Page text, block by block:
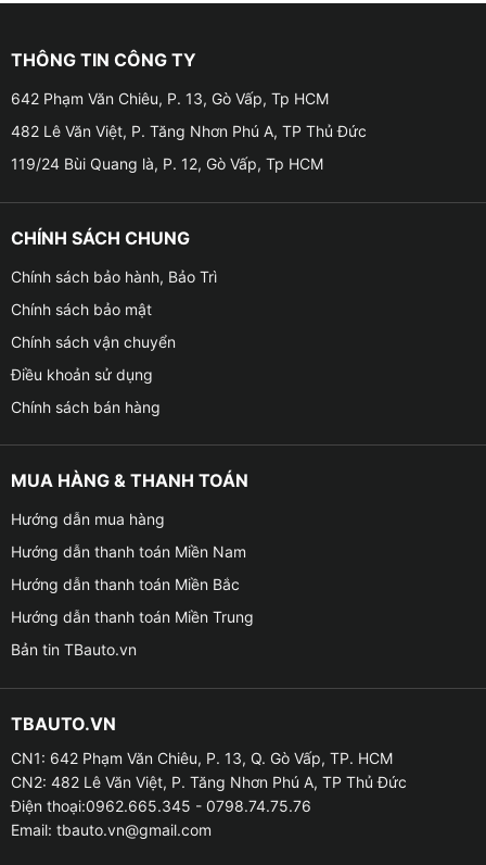
THÔNG TIN CÔNG TY
642 Phạm Văn Chiêu, P. 13, Gò Vấp, Tp HCM
482 Lê Văn Việt, P. Tăng Nhơn Phú A, TP Thủ Đức
119/24 Bùi Quang là, P. 12, Gò Vấp, Tp HCM
CHÍNH SÁCH CHUNG
Chính sách bảo hành, Bảo Trì
Chính sách bảo mật
Chính sách vận chuyển
Điều khoản sử dụng
Chính sách bán hàng
MUA HÀNG & THANH TOÁN
Hướng dẫn mua hàng
Hướng dẫn thanh toán Miền Nam
Hướng dẫn thanh toán Miền Bắc
Hướng dẫn thanh toán Miền Trung
Bản tin TBauto.vn
TBAUTO.VN
CN1: 642 Phạm Văn Chiêu, P. 13, Q. Gò Vấp, TP. HCM
CN2: 482 Lê Văn Việt, P. Tăng Nhơn Phú A, TP Thủ Đức
Điện thoại:0962.665.345 - 0798.74.75.76
Email: tbauto.vn@gmail.com